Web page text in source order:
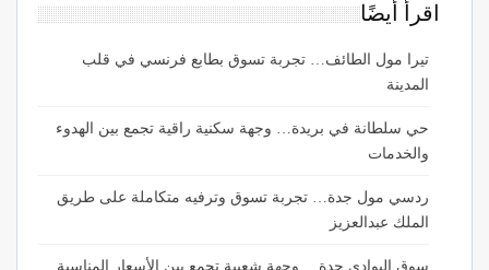
اقرأ أيضًا
تيرا مول الطائف… تجربة تسوق بطابع فرنسي في قلب
المدينة
حي سلطانة في بريدة… وجهة سكنية راقية تجمع بين الهدوء
والخدمات
ردسي مول جدة… تجربة تسوق وترفيه متكاملة على طريق
الملك عبدالعزيز
سوق البوادي جدة… وجهة شعبية تجمع بين الأسعار المناسبة